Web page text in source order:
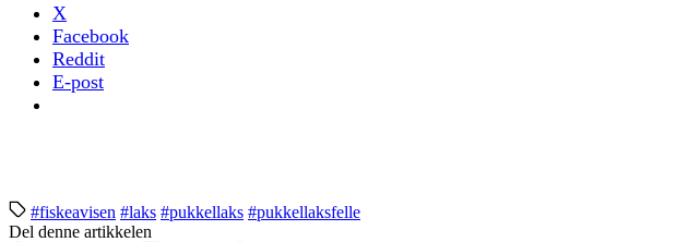
X
Facebook
Reddit
E-post
#fiskeavisen #laks #pukkellaks #pukkellaksfelle
Del denne artikkelen